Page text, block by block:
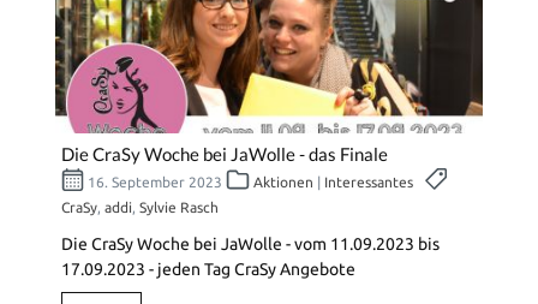
Die CraSy Woche bei JaWolle - das Finale
16. September 2023 Aktionen
Interessantes
CraSy, addi, Sylvie Rasch
Die CraSy Woche bei JaWolle - vom 11.09.2023 bis
17.09.2023 - jeden Tag CraSy Angebote